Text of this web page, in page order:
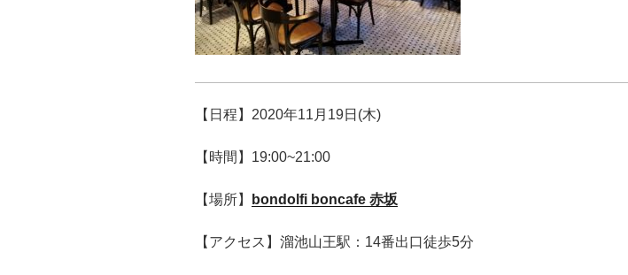
【日程】2020年11月19日(木)
【時間】19:00~21:00
【場所】 bondolfi boncafe 赤坂
【アクセス】溜池山王駅：14番出口徒歩5分